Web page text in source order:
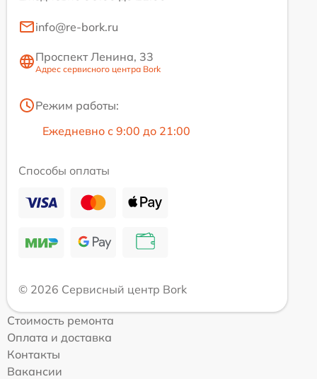
info@re-bork.ru
Проспект Ленина, 33
Адрес сервисного центра Bork
Режим работы:
Ежедневно с 9:00 до 21:00
Способы оплаты
© 2026 Сервисный центр Bork
Стоимость ремонта
Оплата и доставка
Контакты
Вакансии